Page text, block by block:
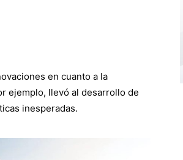
en cuanto a la
ejemplo, llevó al desarrollo de
inesperadas.